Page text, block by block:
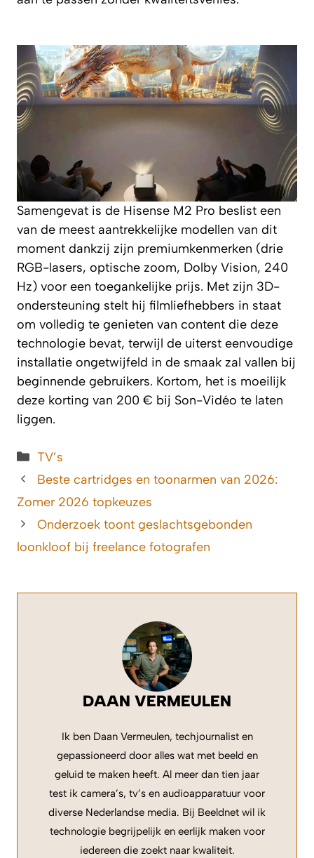
Samengevat is de Hisense M2 Pro beslist een
van de meest aantrekkelijke modellen van dit
moment dankzij zijn premiumkenmerken (drie
RGB-lasers, optische zoom, Dolby Vision, 240
Hz) voor een toegankelijke prijs. Met zijn 3D-
ondersteuning stelt hij filmliefhebbers in staat
om volledig te genieten van content die deze
technologie bevat, terwijl de uiterst eenvoudige
installatie ongetwijfeld in de smaak zal vallen bij
beginnende gebruikers. Kortom, het is moeilijk
deze korting van 200 € bij Son-Vidéo te laten
liggen.
Categorieën
TV’s
Beste cartridges en toonarmen van 2026:
Zomer 2026 topkeuzes
Onderzoek toont geslachtsgebonden
loonkloof bij freelance fotografen
DAAN VERMEULEN
Ik ben Daan Vermeulen, techjournalist en
gepassioneerd door alles wat met beeld en
geluid te maken heeft. Al meer dan tien jaar
test ik camera’s, tv’s en audioapparatuur voor
diverse Nederlandse media. Bij Beeldnet wil ik
technologie begrijpelijk en eerlijk maken voor
iedereen die zoekt naar kwaliteit.